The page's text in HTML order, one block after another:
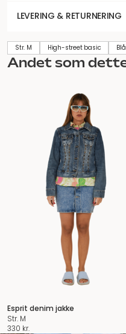
LEVERING & RETURNERING
Str. M High-street basic Blå
Andet som
Esprit denim jakke
Str. M
330 kr.